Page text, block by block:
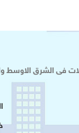
فى الشرق الاوسط